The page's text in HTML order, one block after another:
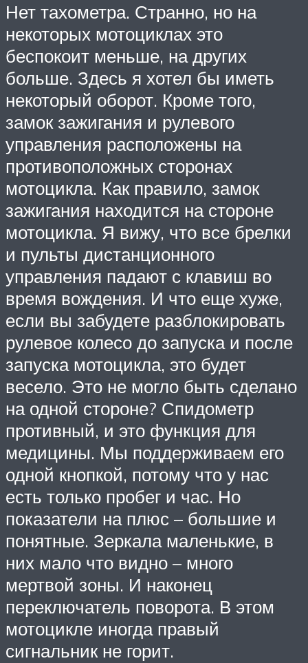
Нет тахометра. Странно, но на
некоторых мотоциклах это
беспокоит меньше, на других
больше. Здесь я хотел бы иметь
некоторый оборот. Кроме того,
замок зажигания и рулевого
управления расположены на
противоположных сторонах
мотоцикла. Как правило, замок
зажигания находится на стороне
мотоцикла. Я вижу, что все брелки
и пульты дистанционного
управления падают с клавиш во
время вождения. И что еще хуже,
если вы забудете разблокировать
рулевое колесо до запуска и после
запуска мотоцикла, это будет
весело. Это не могло быть сделано
на одной стороне? Спидометр
противный, и это функция для
медицины. Мы поддерживаем его
одной кнопкой, потому что у нас
есть только пробег и час. Но
показатели на плюс – большие и
понятные. Зеркала маленькие, в
них мало что видно – много
мертвой зоны. И наконец
переключатель поворота. В этом
мотоцикле иногда правый
сигнальник не горит.